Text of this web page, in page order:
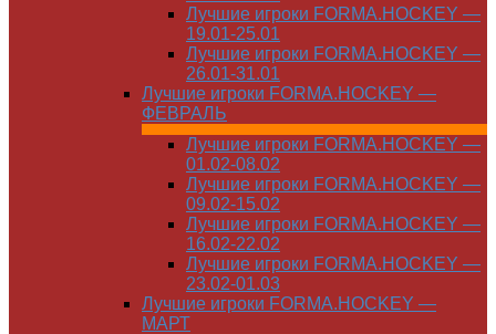
Лучшие игроки FORMA.HOCKEY —
19.01-25.01
Лучшие игроки FORMA.HOCKEY —
26.01-31.01
Лучшие игроки FORMA.HOCKEY —
ФЕВРАЛЬ
Лучшие игроки FORMA.HOCKEY —
01.02-08.02
Лучшие игроки FORMA.HOCKEY —
09.02-15.02
Лучшие игроки FORMA.HOCKEY —
16.02-22.02
Лучшие игроки FORMA.HOCKEY —
23.02-01.03
Лучшие игроки FORMA.HOCKEY —
МАРТ